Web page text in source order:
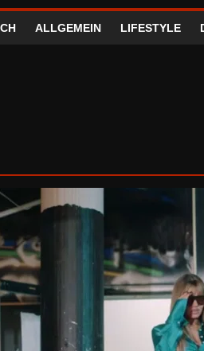
ALLGEMEIN LIFESTYLE